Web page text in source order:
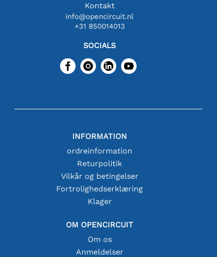
Kontakt
info@opencircuit.nl
+31 850014013
SOCIALS
INFORMATION
ordreinformation
Returpolitik
Vilkår og betingelser
Fortrolighedserklæring
Klager
OM OPENCIRCUIT
Om os
Anmeldelser